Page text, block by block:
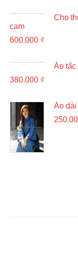
Cho
cam
600.000 ₫
Áo tấc
380.000 ₫
Áo